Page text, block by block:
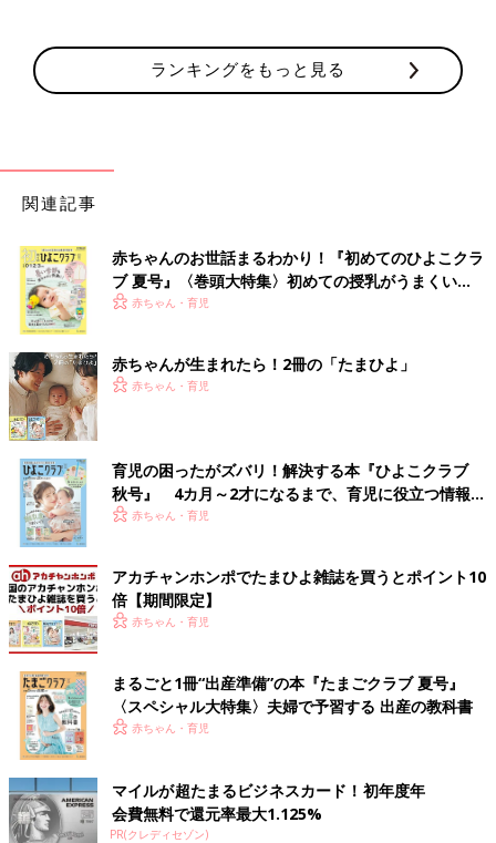
ランキングをもっと見る
関連記事
赤ちゃんのお世話まるわかり！『初めてのひよこクラ
ブ 夏号』〈巻頭大特集〉初めての授乳がうまくい
く！ おっぱい・ミルクの基本と夏のトラブル 解決テ
赤ちゃん・育児
赤ちゃんが生まれたら！2冊の「たまひよ」
赤ちゃん・育児
育児の困ったがズバリ！解決する本『ひよこクラブ
秋号』 4カ月～2才になるまで、育児に役立つ情報が
いっぱい！
赤ちゃん・育児
アカチャンホンポでたまひよ雑誌を買うとポイント10
倍【期間限定】
赤ちゃん・育児
まるごと1冊“出産準備”の本『たまごクラブ 夏号』
〈スペシャル大特集〉夫婦で予習する 出産の教科書
赤ちゃん・育児
マイルが超たまるビジネスカード！初年度年
会費無料で還元率最大1.125%
PR(クレディセゾン)